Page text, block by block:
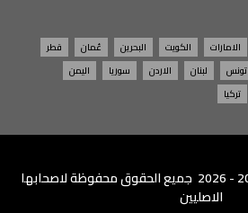
الامارات الكويت البحرين عُمان
قطر
تونس لبنان الاردن سوريا
اليمن
تركيا
© 2009 - 2026 جميع الحقوق محفوظة لاصحابها
الاصليين